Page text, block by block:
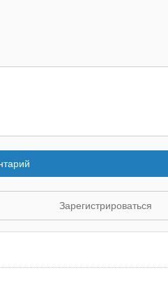
Зарегистрироваться